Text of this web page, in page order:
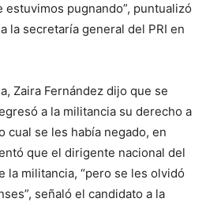
pugnando”, puntualizó
la secretaría general del PRI en
Zaira Fernández dijo que se
a la militancia su derecho a
cual se les había negado, en
que el dirigente nacional del
la militancia, “pero se les olvidó
señaló el candidato a la